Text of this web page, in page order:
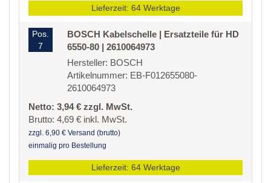
Lieferzeit: 64 Werktage
Pos.
7
BOSCH Kabelschelle | Ersatzteile für HD
6550-80 | 2610064973
Hersteller: BOSCH
Artikelnummer: EB-F012655080-
2610064973
Netto: 3,94 € zzgl. MwSt.
Brutto: 4,69 € inkl. MwSt.
zzgl. 6,90 € Versand (brutto)
einmalig pro Bestellung
Lieferzeit: 64 Werktage